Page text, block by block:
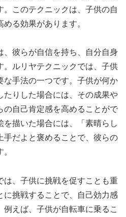
。このテクニックは、子供の自
る効果があります。
、彼らが自信を持ち、自分自身
。ルリヤテクニックでは、子供
な手法の一つです。子供が何か
たりした場合には、その成果や
の自己肯定感を高めることがで
を描いた場合には、「素晴らし
手だよと褒めることで、彼らの
は、子供に挑戦を促すことも重
に挑戦することで、自己効力感
例えば、子供が自転車に乗るこ